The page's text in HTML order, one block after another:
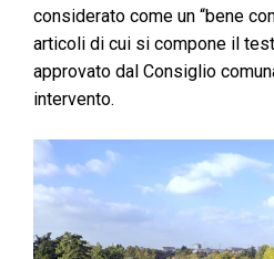
considerato come un “bene
articoli di cui si compone il
approvato dal Consiglio
intervento.